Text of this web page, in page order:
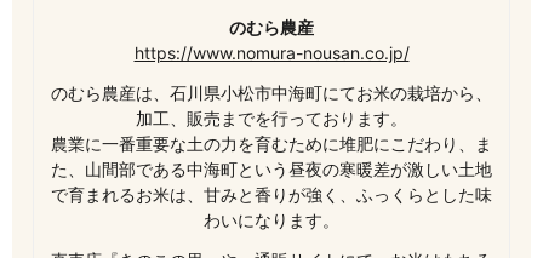
のむら農産
https://www.nomura-nousan.co.jp/
のむら農産は、石川県小松市中海町にてお米の栽培から、
加工、販売までを行っております。
農業に一番重要な土の力を育むために堆肥にこだわり、ま
た、山間部である中海町という昼夜の寒暖差が激しい土地
で育まれるお米は、甘みと香りが強く、ふっくらとした味
わいになります。